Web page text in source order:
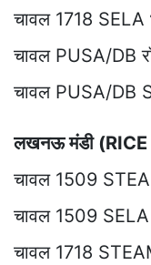
चावल 1718
चावल PUSA/DB
चावल PUSA/DB
लखनऊ मंडी
चावल 1509
चावल 1509
चावल 1718